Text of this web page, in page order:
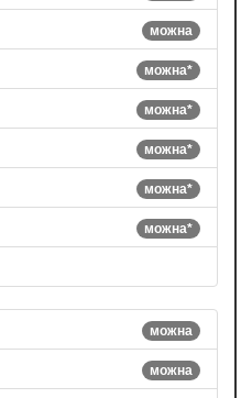
можна
можна*
можна*
можна*
можна*
можна*
можна
можна